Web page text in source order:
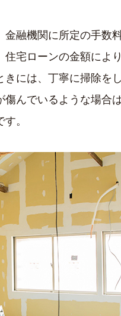
融機関に所定の手数
宅ローンの金額によ
には、丁寧に掃除を
んでいるような場合
。